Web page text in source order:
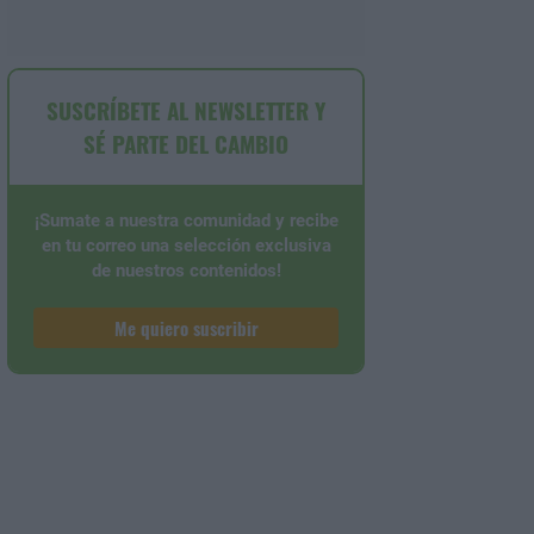
SUSCRÍBETE AL NEWSLETTER Y
SÉ PARTE DEL CAMBIO
¡Sumate a nuestra comunidad y recibe
en tu correo una selección exclusiva
de nuestros contenidos!
Me quiero suscribir